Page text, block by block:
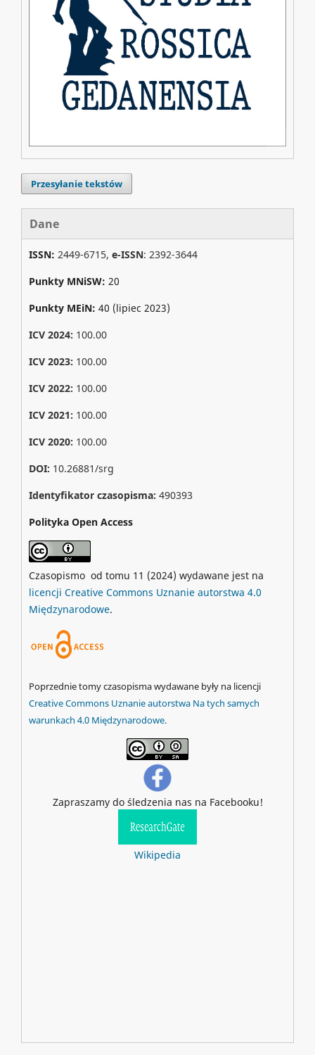
Przesyłanie tekstów
Dane
ISSN: 2449-6715, e-ISSN: 2392-3644
Punkty MNiSW: 20
Punkty MEiN: 40 (lipiec 2023)
ICV 2024: 100.00
ICV 2023: 100.00
ICV 2022: 100.00
ICV 2021: 100.00
ICV 2020: 100.00
DOI: 10.26881/srg
Identyfikator czasopisma: 490393
Polityka Open Access
Czasopismo od tomu 11 (2024) wydawane jest na
licencji Creative Commons Uznanie autorstwa 4.0
Międzynarodowe.
Poprzednie tomy czasopisma wydawane były na licencji
Creative Commons Uznanie autorstwa Na tych samych
warunkach 4.0 Międzynarodowe.
Zapraszamy do śledzenia nas na Facebooku!
Wikipedia